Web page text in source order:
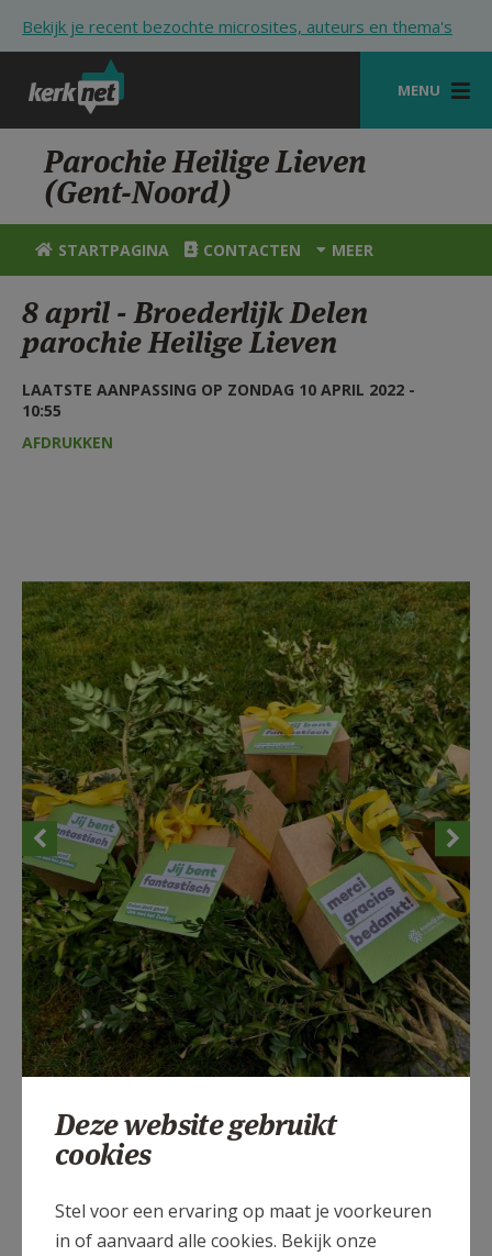
Bekijk je recent bezochte microsites, auteurs en thema's
MENU
STARTPAGINA
KERK
VIERINGEN
ZOEKEN
HULP
Parochie Heilige Lieven
(Gent-Noord)
STARTPAGINA CONTACTEN MEER
8 april - Broederlijk Delen
parochie Heilige Lieven
LAATSTE AANPASSING OP ZONDAG 10 APRIL 2022 -
10:55
AFDRUKKEN
.
Deze website gebruikt
cookies
Stel voor een ervaring op maat je voorkeuren
in of aanvaard alle cookies. Bekijk onze